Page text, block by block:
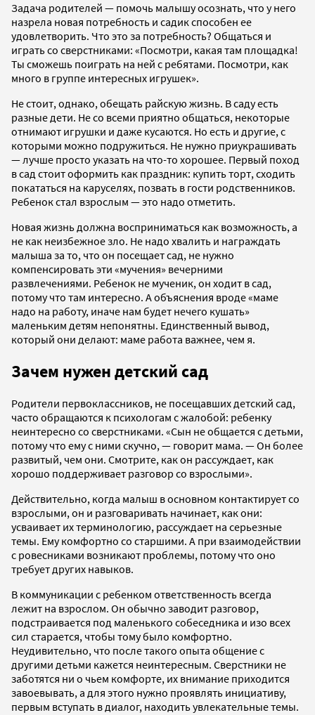
Задача родителей — помочь малышу осознать, что у него
назрела новая потребность и садик способен ее
удовлетворить. Что это за потребность? Общаться и
играть со сверстниками: «Посмотри, какая там площадка!
Ты сможешь поиграть на ней с ребятами. Посмотри, как
много в группе интересных игрушек».
Не стоит, однако, обещать райскую жизнь. В саду есть
разные дети. Не со всеми приятно общаться, некоторые
отнимают игрушки и даже кусаются. Но есть и другие, с
которыми можно подружиться. Не нужно приукрашивать
— лучше просто указать на что-то хорошее. Первый поход
в сад стоит оформить как праздник: купить торт, сходить
покататься на каруселях, позвать в гости родственников.
Ребенок стал взрослым — это надо отметить.
Новая жизнь должна восприниматься как возможность, а
не как неизбежное зло. Не надо хвалить и награждать
малыша за то, что он посещает сад, не нужно
компенсировать эти «мучения» вечерними
развлечениями. Ребенок не мученик, он ходит в сад,
потому что там интересно. А объяснения вроде «маме
надо на работу, иначе нам будет нечего кушать»
маленьким детям непонятны. Единственный вывод,
который они делают: маме работа важнее, чем я.
Зачем нужен детский сад
Родители первоклассников, не посещавших детский сад,
часто обращаются к психологам с жалобой: ребенку
неинтересно со сверстниками. «Сын не общается с детьми,
потому что ему с ними скучно, — говорит мама. — Он более
развитый, чем они. Смотрите, как он рассуждает, как
хорошо поддерживает разговор со взрослыми».
Действительно, когда малыш в основном контактирует со
взрослыми, он и разговаривать начинает, как они:
усваивает их терминологию, рассуждает на серьезные
темы. Ему комфортно со старшими. А при взаимодействии
с ровесниками возникают проблемы, потому что оно
требует других навыков.
В коммуникации с ребенком ответственность всегда
лежит на взрослом. Он обычно заводит разговор,
подстраивается под маленького собеседника и изо всех
сил старается, чтобы тому было комфортно.
Неудивительно, что после такого опыта общение с
другими детьми кажется неинтересным. Сверстники не
заботятся ни о чьем комфорте, их внимание приходится
завоевывать, а для этого нужно проявлять инициативу,
первым вступать в диалог, находить увлекательные темы.